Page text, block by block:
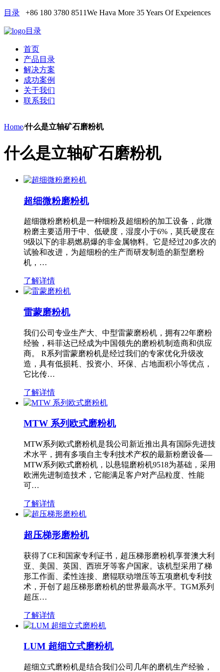
目录 +86 180 3780 8511We Hava More 35 Years Of Expeiences
目录
首页
产品目录
解决方案
成功案例
关于我们
联系我们
Home/什么是立轴矿石磨粉机
什么是立轴矿石磨粉机
超细微粉磨粉机
超细微粉磨粉机是一种细粉及超细粉的加工设备，此微
粉磨主要适用于中、低硬度，湿度小于6%，莫氏硬度在
9级以下的非易燃易爆的非金属物料。它是经过20多次的
试验和改进，为超细粉的生产而研发制造的新型磨粉
机，…
了解详情
雷蒙磨粉机
我们公司专业生产大、中型雷蒙磨粉机，拥有22年磨粉
经验，科菲达已经成为中国领先的磨粉机制造商和供应
商。 R系列雷蒙磨粉机是经过我们的专家优化升级改
造，具有低损耗、投资小、环保、占地面积小等优点，
它比传…
了解详情
MTW 系列欧式磨粉机
MTW系列欧式磨粉机是我公司新近推出具有国际先进技
术水平，拥有多项自主专利技术产权的最新粉磨设备—
MTW系列欧式磨粉机，以悬辊磨粉机9518为基础，采用
欧洲先进制造技术，它能满足客户对产品粒度、性能
可…
了解详情
超压梯形磨粉机
获得了CE和国家专利证书，超压梯形磨粉机享誉澳大利
亚、美国、英国、西班牙等客户国家。该机型采用了梯
形工作面、柔性连接、磨辊联动增压等五项磨机专利技
术，开创了超压梯形磨粉机的世界最高水平。TGM系列
超压…
了解详情
LUM 超细立式磨粉机
超细立式磨粉机是结合我们公司几年的磨机生产经验，